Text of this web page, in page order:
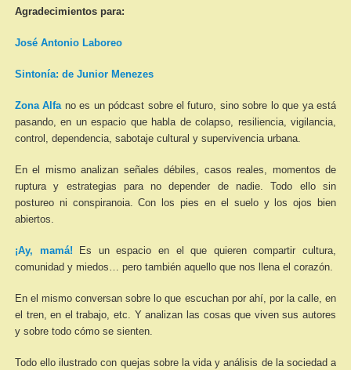
Agradecimientos para:
José Antonio Laboreo
Sintonía: de Junior Menezes
Zona Alfa no es un pódcast sobre el futuro, sino sobre lo que ya está
pasando, en un espacio que habla de colapso, resiliencia, vigilancia,
control, dependencia, sabotaje cultural y supervivencia urbana.
En el mismo analizan señales débiles, casos reales, momentos de
ruptura y estrategias para no depender de nadie. Todo ello sin
postureo ni conspiranoia. Con los pies en el suelo y los ojos bien
abiertos.
¡Ay, mamá! Es un espacio en el que quieren compartir cultura,
comunidad y miedos… pero también aquello que nos llena el corazón.
En el mismo conversan sobre lo que escuchan por ahí, por la calle, en
el tren, en el trabajo, etc. Y analizan las cosas que viven sus autores
y sobre todo cómo se sienten.
Todo ello ilustrado con quejas sobre la vida y análisis de la sociedad a